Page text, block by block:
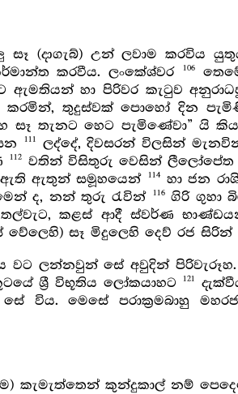
(දාගැබ්) උන් ලවාම කරවිය
කරවීය. ලංකේශ්වර 106
ඇමතියන් හා පිරිවර කැටුව
කරමින්, තුදුස්වක් පොහෝ දින
තැනට හෙට පැමිණේවා” යි
111
ලද්දේ, දිවසරන් විලසින්
112 වතින් විසිතුරු වෙසින් ලීලෝපේත
ඇති ඇතුන් සමූහයෙන් 114
හා ජන
ද, නන් තුරු රැවින් 116ගිරි ගුහා
කළස් ආදී ස්වර්ණ
වේලෙහි) සෑ මිදුලෙහි දෙව් රජ
ලන්නවුන් සේ අවුදින් පිරිවැරූහ.
ශ්‍රී විභූතිය ලෝකයාහට
121
විය. මෙසේ පරාක්‍රමබාහු
කැමැත්තෙන් කුන්දුකාල් නම්